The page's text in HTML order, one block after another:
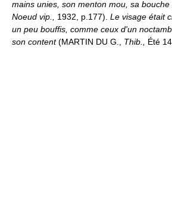
mains unies, son menton mou, sa bouche
Noeud vip., 1932, p.177). Le visage était
un peu bouffis, comme ceux d'un
son content(MARTIN DU G., Thib., Été